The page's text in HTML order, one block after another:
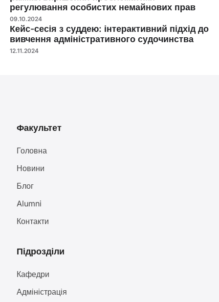
регулювання особистих немайнових прав
09.10.2024
Кейс-сесія з суддею: інтерактивний підхід до
вивчення адміністративного судочинства
12.11.2024
Факультет
Головна
Новини
Блог
Alumni
Контакти
Підрозділи
Кафедри
Адміністрація